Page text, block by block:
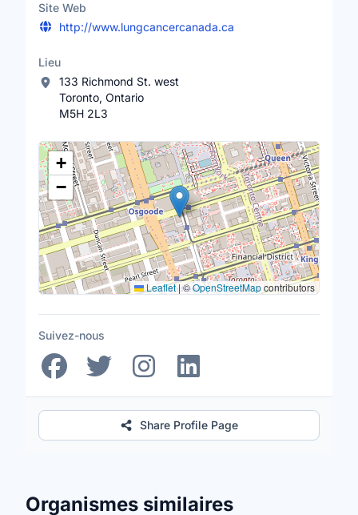
Site Web
http://www.lungcancercanada.ca
Lieu
133 Richmond St. west
Toronto, Ontario
M5H 2L3
Lieu
+
−
Leaflet |©OpenStreetMapcontributors
Suivez-nous
Share Profile Page
Organismes similaires